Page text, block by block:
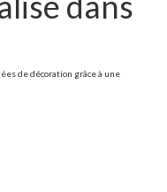
de décoration grâce à une